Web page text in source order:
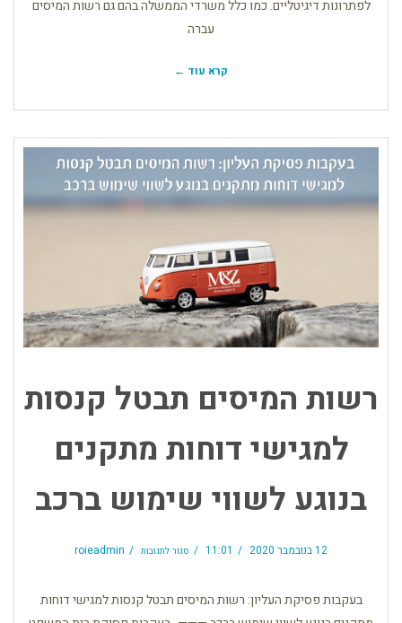
לפתרונות דיגיטליים. כמו כלל משרדי הממשלה בהם גם רשות המיסים
עברה
קרא עוד ←
רשות המיסים תבטל קנסות
למגישי דוחות מתקנים
בנוגע לשווי שימוש ברכב
12 בנובמבר 2020 11:01 סגור לתגובות רשות
המיסים
בנוגע
לשווי
ברכב
roieadmin
בעקבות פסיקת העליון: רשות המיסים תבטל קנסות למגישי דוחות